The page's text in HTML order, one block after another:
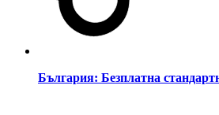
България: Безплатна